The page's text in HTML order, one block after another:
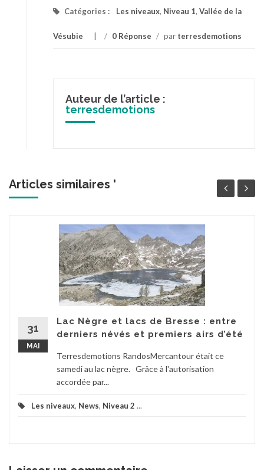
Catégories : Les niveaux, Niveau 1, Vallée de la
Vésubie / 0 Réponse / par terresdemotions
Auteur de l’article :
terresdemotions
Articles similaires '
31
MAI
Lac Nègre et lacs de Bresse : entre
derniers névés et premiers airs d’été
Terresdemotions RandosMercantour était ce
samedi au lac nègre. Grâce à l'autorisation
accordée par...
Les niveaux, News, Niveau 2 ...